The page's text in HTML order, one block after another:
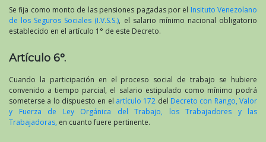
Se fija como monto de las pensiones pagadas por el Insituto Venezolano
de los Seguros Sociales (I.V.S.S.), el salario mínimo nacional obligatorio
establecido en el artículo 1° de este Decreto.
Artículo 6°.
Cuando la participación en el proceso social de trabajo se hubiere
convenido a tiempo parcial, el salario estipulado como mínimo podrá
someterse a lo dispuesto en el artículo 172 del Decreto con Rango, Valor
y Fuerza de Ley Orgánica del Trabajo, los Trabajadores y las
Trabajadoras, en cuanto fuere pertinente.